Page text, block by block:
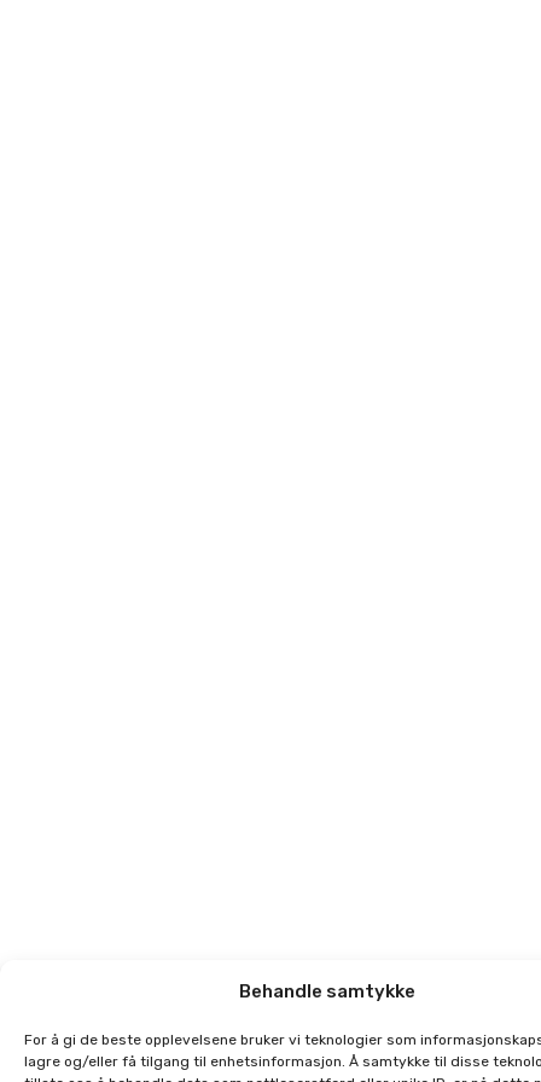
Behandle samtykke
For å gi de beste opplevelsene bruker vi teknologier som
lagre og/eller få tilgang til enhetsinformasjon. Å samtykke til disse